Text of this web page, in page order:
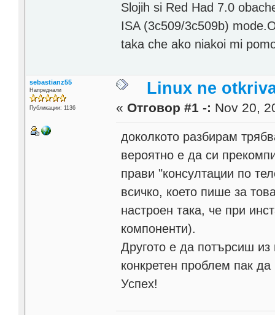
Slojih si Red Had 7.0
ISA (3c509/3c509b)
taka che ako niakoi mi
sebastianz55
Напреднали
Публикации: 1136
Linux ne
« Отговор #1 -: Nov 20,
доколкото разбирам
вероятно е да си
прави "консултации по
всичко, което пише за
настроен така, че при
компоненти).
Другото е да потърсиш из
конкретен проблем пак
Успех!